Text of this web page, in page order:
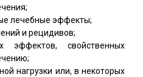
лечебные эффекты;
и рецидивов;
эффектов, свойственных
нагрузки или, в некоторых